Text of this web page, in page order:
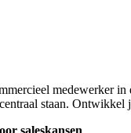
medewerker
staan.
saleskansen